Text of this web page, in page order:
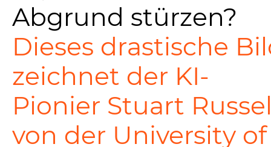
Abgrund stürzen?
Dieses drastische
zeichnet der KI-
Pionier Stuart
von der University of